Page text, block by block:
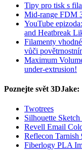
Tipy pro tisk s
Mid-range FDM
YouTube
and Heatbreak
Filamenty
vůči
Maximum
under-extrusion!
Poznejte svět 3DJake:
Twotrees
Silhouette
Revell Email
Reflecon Tarnish
Fiberlogy PLA